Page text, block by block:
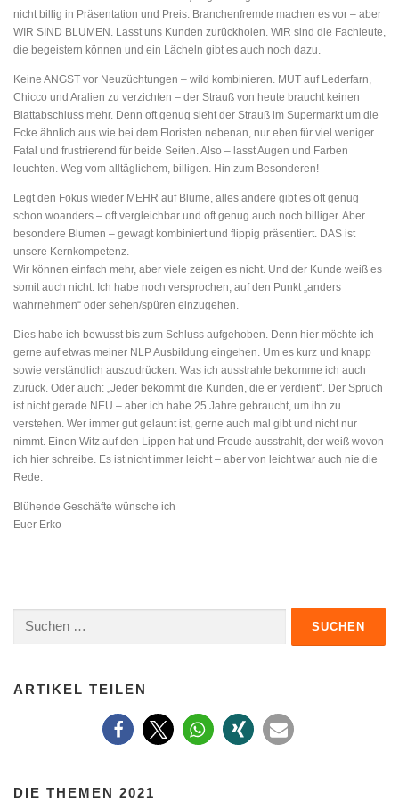
nicht billig in Präsentation und Preis. Branchenfremde machen es vor – aber
WIR SIND BLUMEN. Lasst uns Kunden zurückholen. WIR sind die Fachleute,
die begeistern können und ein Lächeln gibt es auch noch dazu.
Keine ANGST vor Neuzüchtungen – wild kombinieren. MUT auf Lederfarn,
Chicco und Aralien zu verzichten – der Strauß von heute braucht keinen
Blattabschluss mehr. Denn oft genug sieht der Strauß im Supermarkt um die
Ecke ähnlich aus wie bei dem Floristen nebenan, nur eben für viel weniger.
Fatal und frustrierend für beide Seiten. Also – lasst Augen und Farben
leuchten. Weg vom alltäglichem, billigen. Hin zum Besonderen!
Legt den Fokus wieder MEHR auf Blume, alles andere gibt es oft genug
schon woanders – oft vergleichbar und oft genug auch noch billiger. Aber
besondere Blumen – gewagt kombiniert und flippig präsentiert. DAS ist
unsere Kernkompetenz.
Wir können einfach mehr, aber viele zeigen es nicht. Und der Kunde weiß es
somit auch nicht. Ich habe noch versprochen, auf den Punkt „anders
wahrnehmen“ oder sehen/spüren einzugehen.
Dies habe ich bewusst bis zum Schluss aufgehoben. Denn hier möchte ich
gerne auf etwas meiner NLP Ausbildung eingehen. Um es kurz und knapp
sowie verständlich auszudrücken. Was ich ausstrahle bekomme ich auch
zurück. Oder auch: „Jeder bekommt die Kunden, die er verdient“. Der Spruch
ist nicht gerade NEU – aber ich habe 25 Jahre gebraucht, um ihn zu
verstehen. Wer immer gut gelaunt ist, gerne auch mal gibt und nicht nur
nimmt. Einen Witz auf den Lippen hat und Freude ausstrahlt, der weiß wovon
ich hier schreibe. Es ist nicht immer leicht – aber von leicht war auch nie die
Rede.
Blühende Geschäfte wünsche ich
Euer Erko
nach:
ARTIKEL TEILEN
DIE THEMEN 2021